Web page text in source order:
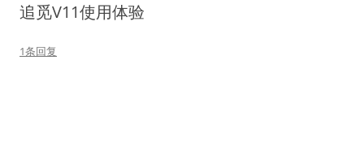
追觅V11使用体验
1条回复